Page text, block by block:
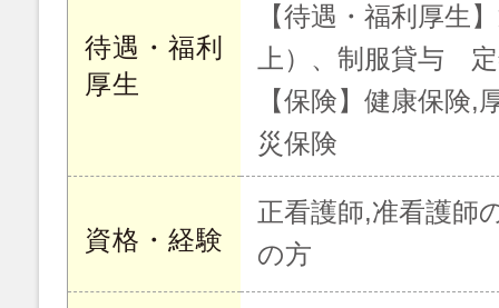
待遇・福利
厚生
【待遇・福利厚生
上）、制服貸与
【保険】健康保険,
災保険
資格・経験
正看護師,准看護師
の方